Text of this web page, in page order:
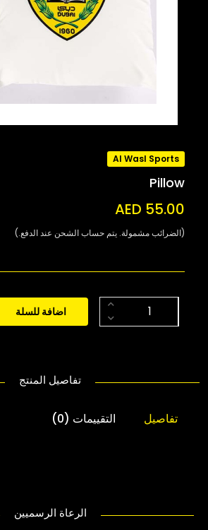
Al Wasl Sports
Pillow
AED 55.00
(الضرائب مشمولة. يتم حساب الشحن عند الدفع.)
اضافة للسلة
تفاصيل المنتج
تفاصيل التقييمات (0)
الرعاة الرسميين